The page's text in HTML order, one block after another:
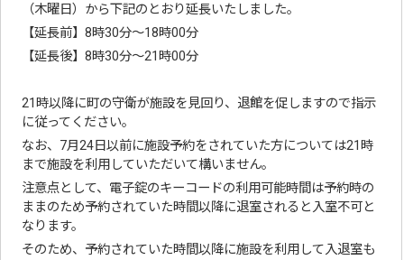
（木曜日）から下記のとおり延長いたしました。
【延長前】8時30分～18時00分
【延長後】8時30分～21時00分
21時以降に町の守衛が施設を見回り、退館を促しますので指示
に従ってください。
なお、7月24日以前に施設予約をされていた方については21時
まで施設を利用していただいて構いません。
注意点として、電子錠のキーコードの利用可能時間は予約時の
ままのため予約されていた時間以降に退室されると入室不可と
なります。
そのため、予約されていた時間以降に施設を利用して入退室も